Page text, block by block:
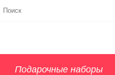
Подарочные наборы